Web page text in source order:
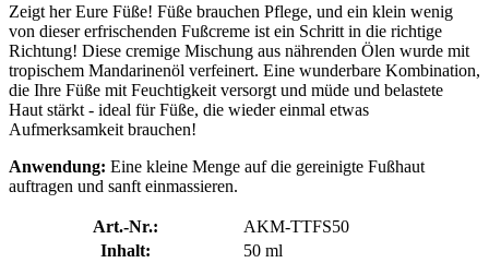
Zeigt her Eure Füße! Füße brauchen Pflege, und ein klein wenig
von dieser erfrischenden Fußcreme ist ein Schritt in die richtige
Richtung! Diese cremige Mischung aus nährenden Ölen wurde mit
tropischem Mandarinenöl verfeinert. Eine wunderbare Kombination,
die Ihre Füße mit Feuchtigkeit versorgt und müde und belastete
Haut stärkt - ideal für Füße, die wieder einmal etwas
Aufmerksamkeit brauchen!
Anwendung: Eine kleine Menge auf die gereinigte Fußhaut
auftragen und sanft einmassieren.
Art.-Nr.:
AKM-TTFS50
Inhalt:
50 ml